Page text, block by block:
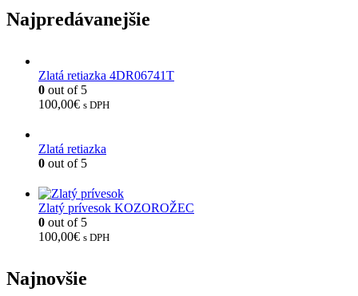
Najpredávanejšie
Zlatá retiazka 4DR06741T
0 out of 5
100,00€ s DPH
Zlatá retiazka
0 out of 5
Zlatý prívesok KOZOROŽEC
0 out of 5
100,00€ s DPH
Najnovšie